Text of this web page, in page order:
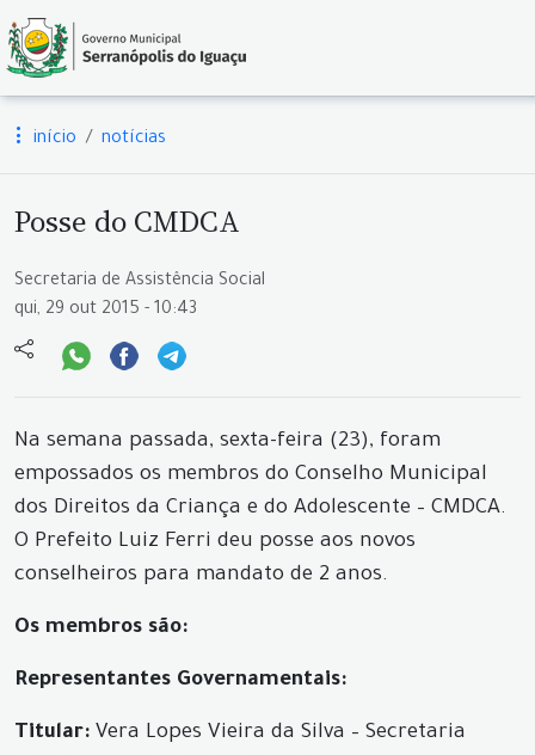
início notícias
Posse do CMDCA
Secretaria de Assistência Social
qui, 29 out 2015 - 10:43
Na semana passada, sexta-feira (23), foram
empossados os membros do Conselho Municipal
dos Direitos da Criança e do Adolescente – CMDCA.
O Prefeito Luiz Ferri deu posse aos novos
conselheiros para mandato de 2 anos.
Os membros são:
Representantes Governamentais:
Titular: Vera Lopes Vieira da Silva – Secretaria